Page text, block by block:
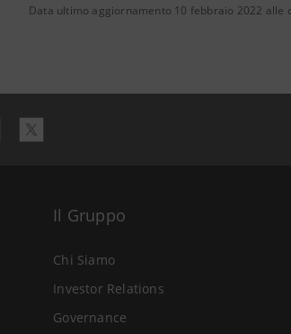
Data ultimo aggiornamento 10 febbraio 2022 alle
Il Gruppo
Chi Siamo
Investor Relations
Governance